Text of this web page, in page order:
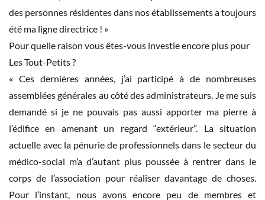
des personnes résidentes dans nos établissements a toujours
été ma ligne directrice ! »
Pour quelle raison vous êtes-vous investie encore plus pour
Les Tout-Petits ?
« Ces dernières années, j’ai participé à de nombreuses
assemblées générales au côté des administrateurs. Je me suis
demandé si je ne pouvais pas aussi apporter ma pierre à
l’édifice en amenant un regard “extérieur”. La situation
actuelle avec la pénurie de professionnels dans le secteur du
médico-social m’a d’autant plus poussée à rentrer dans le
corps de l’association pour réaliser davantage de choses.
Pour l’instant, nous avons encore peu de membres et